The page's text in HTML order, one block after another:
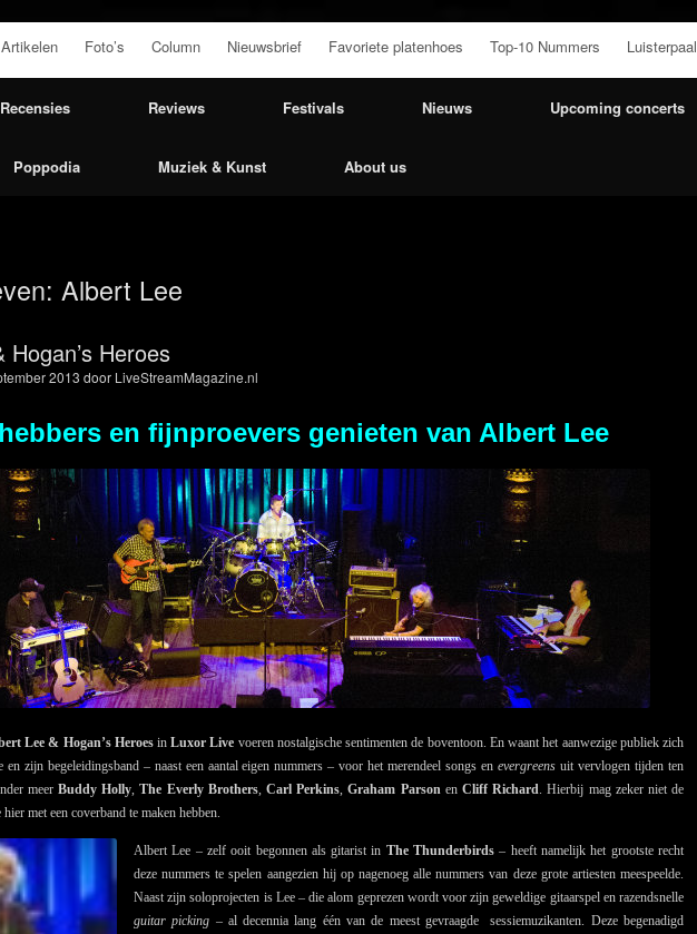
Artikelen Foto’s Column Nieuwsbrief Favoriete platenhoes Top-10 Nummers Luisterpaal
Recensies Reviews Festivals Nieuws Upcoming concerts
Poppodia Muziek & Kunst About us
Albert Lee
Heroes
2013 door LiveStreamMagazine.nl
en fijnproevers genieten van Albert Lee
Lee & Hogan’s HeroesinLuxor Live voeren nostalgische sentimenten de boventoon. En waant het aanwezige publiek zich
zijn begeleidingsband – naast een aantal eigen nummers – voor het merendeel songs enevergreens uit vervlogen tijden ten
meer Buddy Holly,The Everly Brothers, Carl Perkins,Graham Parsonen Cliff Richard. Hierbij mag zeker niet de
met een coverband te maken hebben.
Albert Lee – zelf ooit begonnen als gitarist in The Thunderbirds – heeft namelijk het grootste recht
deze nummers te spelen aangezien hij op nagenoeg alle nummers van deze grote artiesten meespeelde.
Naast zijn soloprojecten is Lee – die alom geprezen wordt voor zijn geweldige gitaarspel en razendsnelle
guitar picking – al decennia lang één van de meest gevraagde sessiemuzikanten. Deze begenadigd